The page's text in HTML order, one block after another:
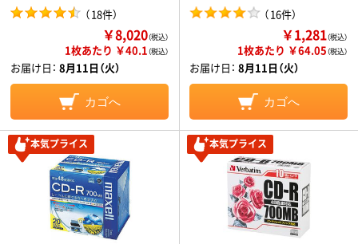
（18件）
￥8,020（税込）
1枚あたり ￥40.1（税込）
お届け日： 8月11日（火）
カゴへ
（16件）
￥1,281（税込）
1枚あたり ￥64.05（税込）
お届け日： 8月11日（火）
カゴへ
本気プライス 本気プライス